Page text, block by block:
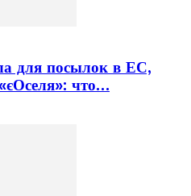
для посылок в ЕС,
что…